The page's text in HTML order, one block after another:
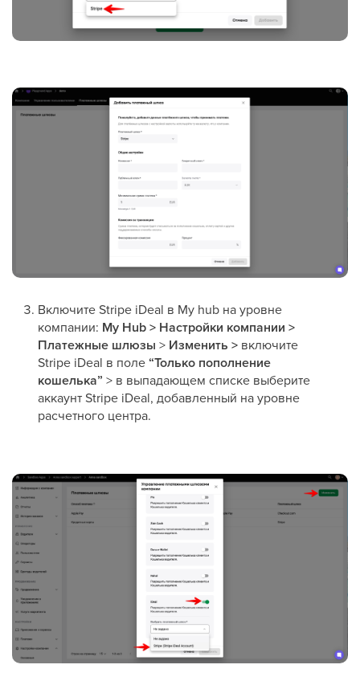
Включите Stripe iDeal в My hub на уровне
компании: My Hub > Настройки компании >
Платежные шлюзы > Изменить > включите
Stripe iDeal в поле“Только пополнение
кошелька” > в выпадающем списке выберите
аккаунт Stripe iDeal, добавленный на уровне
расчетного центра.